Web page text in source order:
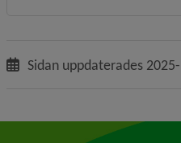
Sidan uppdaterades